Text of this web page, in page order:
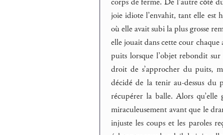
corps de ferme. De l’autre côté
joie idiote l’envahit, tant elle est
où elle avait subi la plus grosse
elle jouait dans cette cour chaque
puits lorsque l’objet rebondit sur
droit de s’approcher du puits,
décidé de la tenir au-dessus du
récupérer la balle. Alors
miraculeusement avant que le
injuste les coups et les paroles